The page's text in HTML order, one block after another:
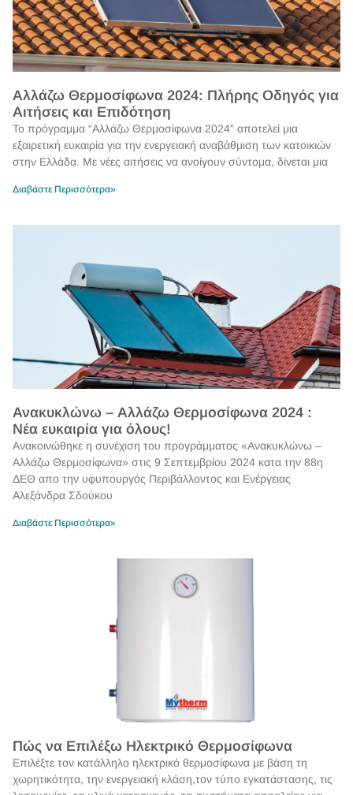
Αλλάζω Θερμοσίφωνα 2024: Πλήρης Οδηγός για
Αιτήσεις και Επιδότηση
Το πρόγραμμα “Αλλάζω Θερμοσίφωνα 2024” αποτελεί μια
εξαιρετική ευκαιρία για την ενεργειακή αναβάθμιση των κατοικιών
στην Ελλάδα. Με νέες αιτήσεις να ανοίγουν σύντομα, δίνεται μια
Διαβάστε Περισσότερα»
Ανακυκλώνω – Αλλάζω Θερμοσίφωνα 2024 :
Νέα ευκαιρία για όλους!
Ανακοινώθηκε η συνέχιση του προγράμματος «Ανακυκλώνω –
Αλλάζω Θερμοσίφωνα» στις 9 Σεπτεμβρίου 2024 κατα την 88η
ΔΕΘ απο την υφυπουργός Περιβάλλοντος και Ενέργειας
Αλεξάνδρα Σδούκου
Διαβάστε Περισσότερα»
Πώς να Επιλέξω Ηλεκτρικό Θερμοσίφωνα
Επιλέξτε τον κατάλληλο ηλεκτρικό θερμοσίφωνα με βάση τη
χωρητικότητα, την ενεργειακή κλάση,τον τύπο εγκατάστασης, τις